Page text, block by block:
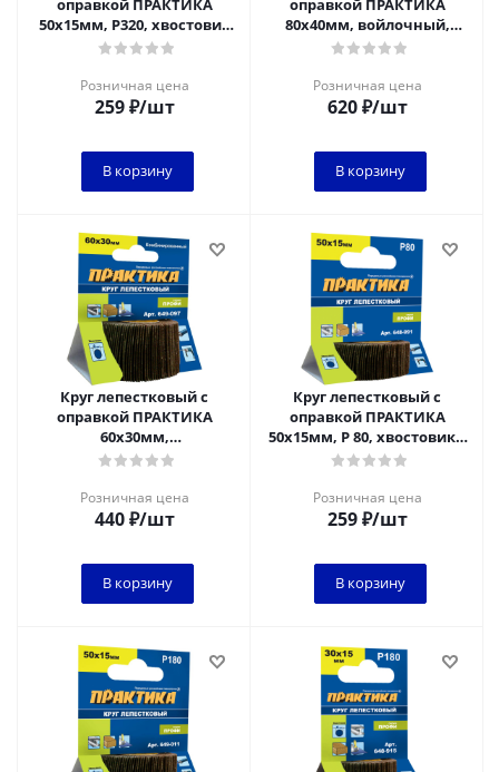
оправкой ПРАКТИКА
50х15мм, P320, хвостовик
6 мм, серия Профи
Розничная цена
259₽/шт
В корзину
оправкой ПРАКТИКА
80х40мм, войлочный,
хвостовик 6 мм, серия
Розничная цена
620₽/шт
В корзину
Круг лепестковый с
оправкой ПРАКТИКА
60х30мм,
комбинированный,
Профи
Розничная цена
440₽/шт
В корзину
Круг лепестковый с
оправкой ПРАКТИКА
50х15мм, P 80, хвостовик 6
мм, серия Профи
Розничная цена
259₽/шт
В корзину